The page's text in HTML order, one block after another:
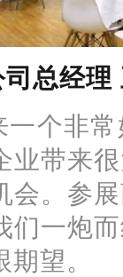
总经理
一个非
业带来
会。参
们一炮
望。